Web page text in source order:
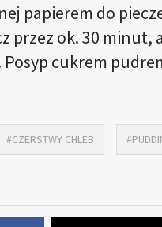
papierem do
przez ok. 30 minut,
cukrem
#CZERSTWY CHLEB